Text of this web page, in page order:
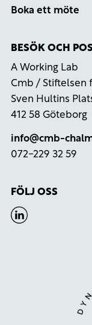
Boka ett möte
BESÖK OCH
A Working Lab
Cmb / Stiftelsen
Sven Hultins
412 58 Göteborg
info@cmb-
072-229 32 59
FÖLJ OSS